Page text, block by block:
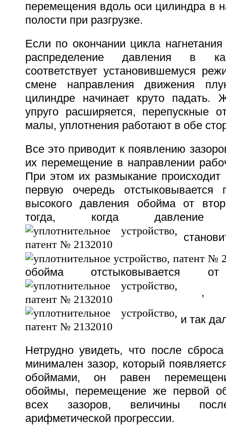
перемещения вдоль оси цилиндра в
полости при разгрузке.
Если по окончании цикла
распределение давления в
соответствует установившемуся
смене направления движения
цилиндре начинает круто падать.
упруго расширяется, перепускные
малы, уплотнения работают в обе
Все это приводит к появлению
их перемещение в направлении
При этом их размыкание
первую очередь отстыковывается
высокого давления обойма от
тогда, когда
обойма отстыковывается
,
и так
Нетрудно увидеть, что после
минимален зазор, который
обоймами, он равен
обоймы, перемещение же первой
всех зазоров, величины
арифметической прогрессии.